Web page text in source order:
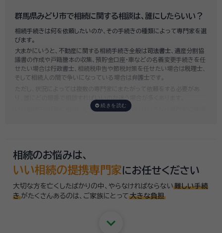
せると100万円近くかそれ以上費用がかかってしまう場合もあるなど、非
いい相続では、お客様ごとに必要な相続手続きを明らかにし、無料で見積
もり をお出ししております。予算に合わせてご自身で対応できないものの
み依頼することも可能ですので、まずはお気軽にご相談ください。
群馬県みどり市で相続に関する相談は、誰にしたらいい？
相続手続きは何を依頼したいのか、その手続きの種類によって専門家を選
びます。
大まかにいうと、不動産に関する相続手続き全般は司法書士 、遺産分割協
議書の作成や戸籍謄本の収集、預貯金口座・車などの名義変更手続きを任
せたい場合は行政書士 、相続税申告や節税対策を任せたい場合は税理士
そして相続人の間で争いになっている場合は弁護士です。
ただし、状況によっては複数の専門家にまたがって依頼をする必要があ
いい相続では「誰に相談したらいいかわからない」「いきなり専門家に連絡
相続のお悩みは、
いい相続の提携専門家にお任せください
大切な方を亡くしたばかりの中、やらなければならない 難しい手続
き がたくさんあるのは、 ご家族にとって 大きな負担
keyboard_arrow_down